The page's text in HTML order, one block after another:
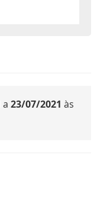
a23/07/2021 às